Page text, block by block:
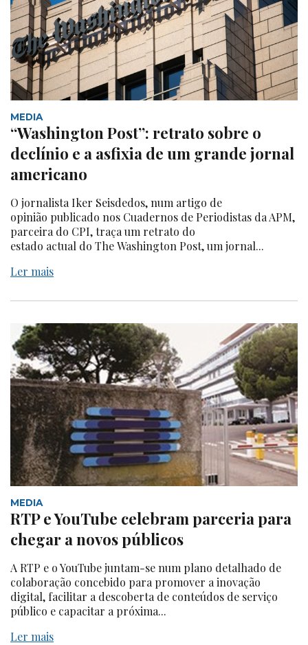
MEDIA
“Washington Post”: retrato sobre o
declínio e a asfixia de um grande jornal
americano
O jornalista Iker Seisdedos, num artigo de
opinião publicado nos Cuadernos de Periodistas da APM,
parceira do CPI, traça um retrato do
estado actual do The Washington Post, um jornal...
Ler mais
MEDIA
RTP e YouTube celebram parceria para
chegar a novos públicos
A RTP e o YouTube juntam-se num plano detalhado de
colaboração concebido para promover a inovação
digital, facilitar a descoberta de conteúdos de serviço
público e capacitar a próxima...
Ler mais